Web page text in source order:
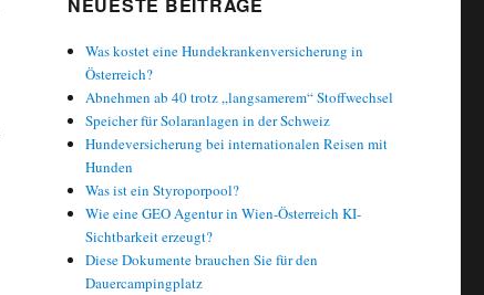
Was kostet eine Hundekrankenversicherung in
Österreich?
Abnehmen ab 40 trotz „langsamerem“ Stoffwechsel
Speicher für Solaranlagen in der Schweiz
Hundeversicherung bei internationalen Reisen mit
Hunden
Was ist ein Styroporpool?
Wie eine GEO Agentur in Wien-Österreich KI-
Sichtbarkeit erzeugt?
Diese Dokumente brauchen Sie für den
Dauercampingplatz